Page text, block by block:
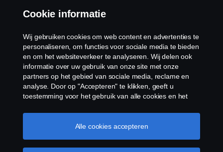
Cookie informatie
Wij gebruiken cookies om web content en advertenties te
personaliseren, om functies voor sociale media te bieden
en om het websiteverkeer te analyseren. Wij delen ook
informatie over uw gebruik van onze site met onze
partners op het gebied van sociale media, reclame en
analyse. Door op "Accepteren" te klikken, geeft u
toestemming voor het gebruik van alle cookies en het
door op "Cookie Instellingen" te klikken en de
categorieën te selecteren die u wilt accepteren. Voor een
Alle cookies accepteren